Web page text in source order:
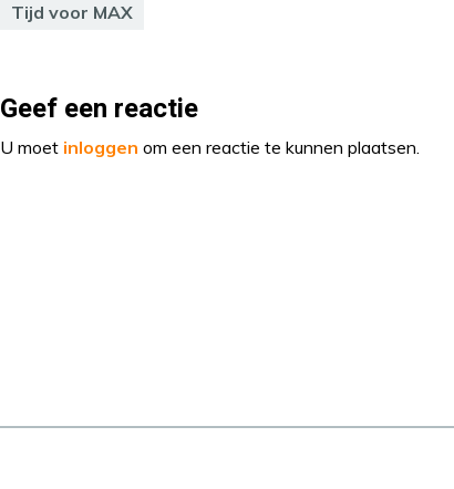
Tijd voor MAX
Geef een reactie
U moet inloggen om een reactie te kunnen plaatsen.